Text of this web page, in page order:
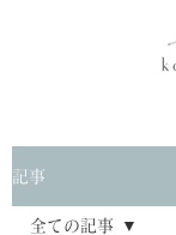
記事
全ての記事